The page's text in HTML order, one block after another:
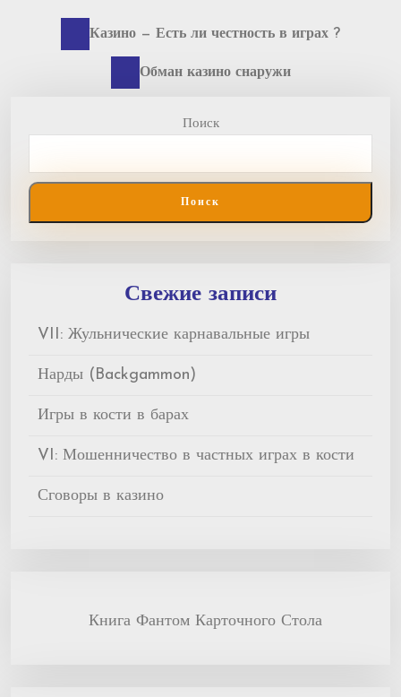
Навигация
Previous
Казино — Есть ли честность в играх ?
Next
Обман казино снаружи
Поиск
Поиск
Свежие записи
VII: Жульнические карнавальные игры
Нарды (Backgammon)
Игры в кости в барах
VI: Мошенничество в частных играх в кости
Сговоры в казино
Книга Фантом Карточного Стола